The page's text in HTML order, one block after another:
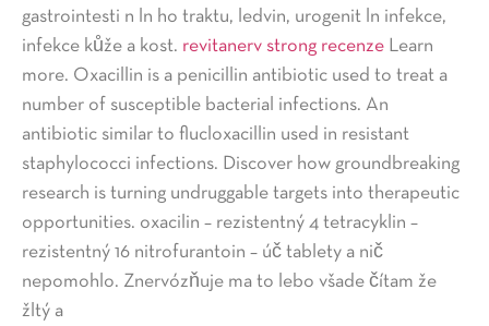
gastrointesti n ln ho traktu, ledvin, urogenit ln infekce,
infekce kůže a kost. revitanerv strong recenze Learn
more. Oxacillin is a penicillin antibiotic used to treat a
number of susceptible bacterial infections. An
antibiotic similar to flucloxacillin used in resistant
staphylococci infections. Discover how groundbreaking
research is turning undruggable targets into therapeutic
opportunities. oxacilin – rezistentný 4 tetracyklin –
rezistentný 16 nitrofurantoin – úč tablety a nič
nepomohlo. Znervózňuje ma to lebo všade čítam že
žltý a